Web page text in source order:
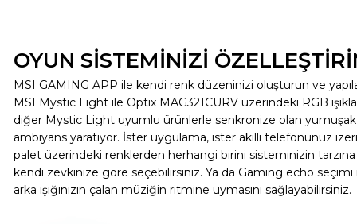
OYUN SİSTEMİNİZİ
MSI GAMING APP ile kendi renk düzeninizi oluşturun ve
MSI Mystic Light ile Optix MAG321CURV üzerindeki RGB
diğer Mystic Light uyumlu ürünlerle senkronize olan
ambiyans yaratıyor. İster uygulama, ister akıllı telefonunuz
palet üzerindeki renklerden herhangi birini sisteminizin
kendi zevkinize göre seçebilirsiniz. Ya da Gaming echo seçimi
arka ışığınızın çalan müziğin ritmine uymasını sağlayabilirsiniz.